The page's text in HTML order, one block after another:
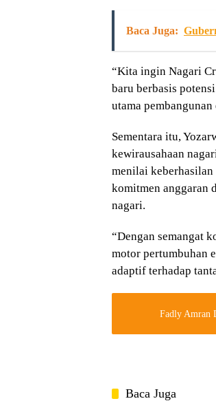
Baca Juga:
“Kita ingin Nagari
baru berbasis
utama
Sementara itu,
kewirausahaan
menilai keberhasilan
komitmen anggaran
nagari.
“Dengan semangat
motor pertumbuhan
adaptif terhadap
Fadly Amran
Baca Juga